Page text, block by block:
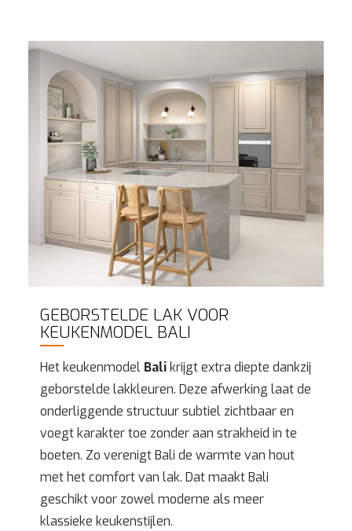
GEBORSTELDE LAK VOOR
KEUKENMODEL BALI
Het keukenmodel Bali krijgt extra diepte dankzij
geborstelde lakkleuren. Deze afwerking laat de
onderliggende structuur subtiel zichtbaar en
voegt karakter toe zonder aan strakheid in te
boeten. Zo verenigt Bali de warmte van hout
met het comfort van lak. Dat maakt Bali
geschikt voor zowel moderne als meer
klassieke keukenstijlen.